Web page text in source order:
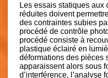
Les essais statiques aux
réduites doivent
des contraintes subies
procédé de contrôle
procédé consiste à
plastique éclairé en
déformations des pièces
apparaissent alors sous
d’interférence, l’analyse